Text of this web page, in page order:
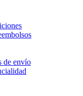
de envío